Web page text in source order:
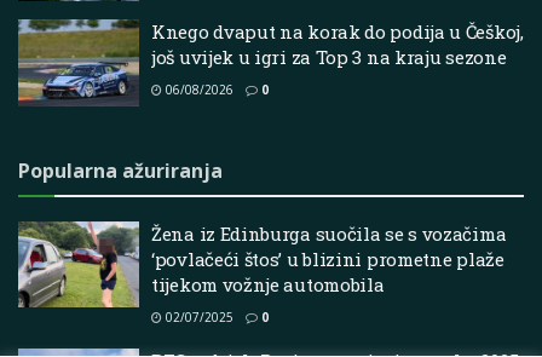
Knego dvaput na korak do podija u Češkoj,
još uvijek u igri za Top 3 na kraju sezone
06/08/2026 0
Popularna ažuriranja
Žena iz Edinburga suočila se s vozačima
‘povlačeći štos’ u blizini prometne plaže
tijekom vožnje automobila
02/07/2025 0